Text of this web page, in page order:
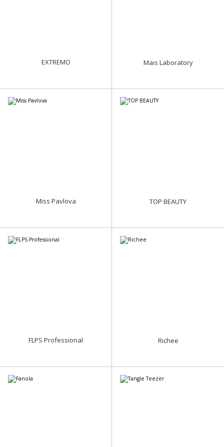
EXTREMO Mais Laboratory
Miss Pavlova TOP BEAUTY
FLPS Professional Richee